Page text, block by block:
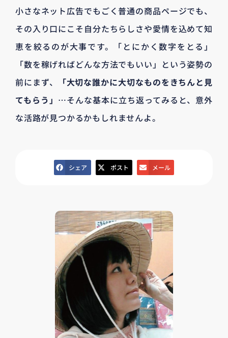
小さなネット広告でもごく普通の商品ページでも、
その入り口にこそ自分たちらしさや愛情を込めて知
恵を絞るのが大事です。「とにかく数字をとる」
「数を稼げればどんな方法でもいい」という姿勢の
前にまず、
「大切な誰かに大切なものをきちんと見
てもらう」 …そんな基本に立ち返ってみると、意外
な活路が見つかるかもしれませんよ。
シェア ポスト メール